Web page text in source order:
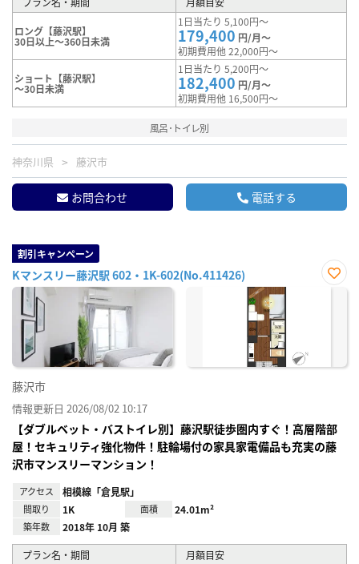
ロング【藤沢駅】
30日以上～360日未満
1日当たり 5,100円～
179,400 円/月～
初期費用他 22,000円～
ショート【藤沢駅】
～30日未満
1日当たり 5,200円～
182,400 円/月～
初期費用他 16,500円～
風呂･トイレ別
神奈川県 藤沢市
お問合わせ 電話する
割引キャンペーン
Kマンスリー藤沢駅 602・1K-602(No.411426)
お気
藤沢市
情報更新日 2026/08/02 10:17
【ダブルベット・バストイレ別】藤沢駅徒歩圏内すぐ！高層階部
屋！セキュリティ強化物件！駐輪場付の家具家電備品も充実の藤
沢市マンスリーマンション！
アクセス 相模線「倉見駅」
間取り 1K 面積 24.01m²
築年数 2018年 10月 築
プラン名・期間 月額目安